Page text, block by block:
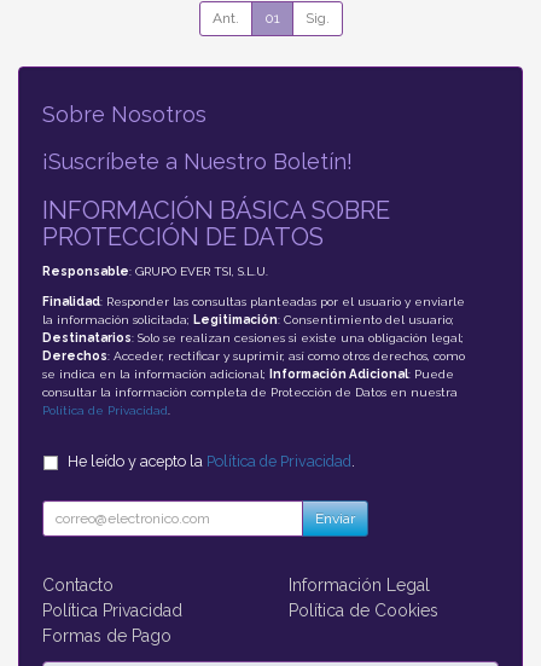
Ant. 01 Sig.
Sobre Nosotros
¡Suscríbete a Nuestro Boletín!
INFORMACIÓN BÁSICA SOBRE
PROTECCIÓN DE DATOS
Responsable: GRUPO EVER TSI, S.L.U.
Finalidad: Responder las consultas planteadas por el usuario y enviarle
la información solicitada; Legitimación: Consentimiento del usuario;
Destinatarios: Solo se realizan cesiones si existe una obligación legal;
Derechos: Acceder, rectificar y suprimir, así como otros derechos, como
se indica en la información adicional;
Información Adicional: Puede
consultar la información completa de Protección de Datos en nuestra
Política de Privacidad.
He leído y acepto la Política de Privacidad .
Enviar
Contacto
Información Legal
Política Privacidad
Política de Cookies
Formas de Pago